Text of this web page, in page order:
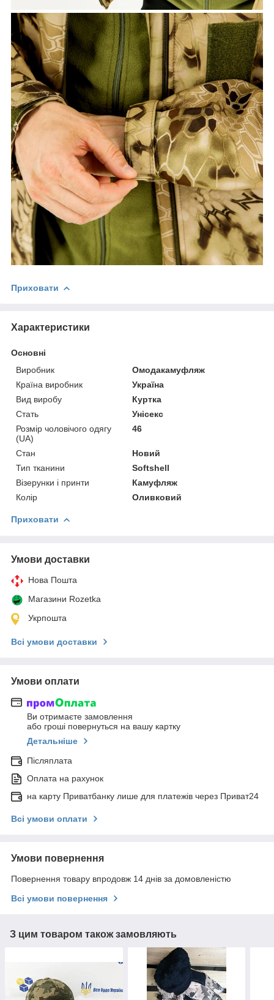
Приховати
Характеристики
Основні
Виробник
Омодакамуфляж
Країна виробник
Україна
Вид виробу
Куртка
Стать
Унісекс
Розмір чоловічого одягу
(UA)
46
Стан
Новий
Тип тканини
Softshell
Візерунки і принти
Камуфляж
Колір
Оливковий
Приховати
Умови доставки
Нова Пошта
Магазини Rozetka
Укрпошта
Всі умови доставки
Умови оплати
Ви отримаєте замовлення
або гроші повернуться на вашу картку
Детальніше
Післяплата
Оплата на рахунок
на карту Приватбанку лише для платежів через Приват24
Всі умови оплати
Умови повернення
Повернення товару впродовж 14 днів за домовленістю
Всі умови повернення
З цим товаром також замовляють